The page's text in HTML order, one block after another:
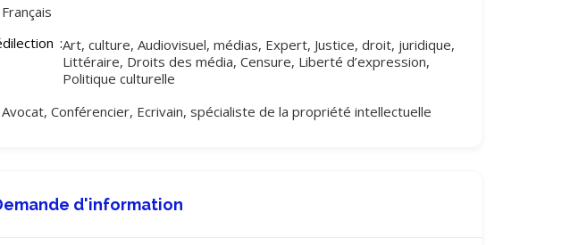
Français
Art, culture, Audiovisuel, médias, Expert, Justice, droit, juridique,
Littéraire, Droits des média, Censure, Liberté d’expression,
Politique culturelle
Avocat, Conférencier, Ecrivain, spécialiste de la propriété intellectuelle
d'information